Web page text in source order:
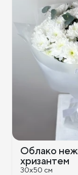
Облако
хризантем
30x50 см